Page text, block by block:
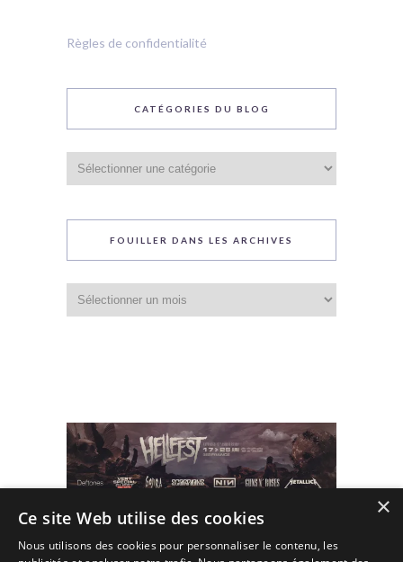
Règles de confidentialité
CATÉGORIES DU BLOG
du
blog
FOUILLER DANS LES ARCHIVES
dans
les
×
Ce site Web utilise des cookies
Nous utilisons des cookies pour personnaliser le contenu, les